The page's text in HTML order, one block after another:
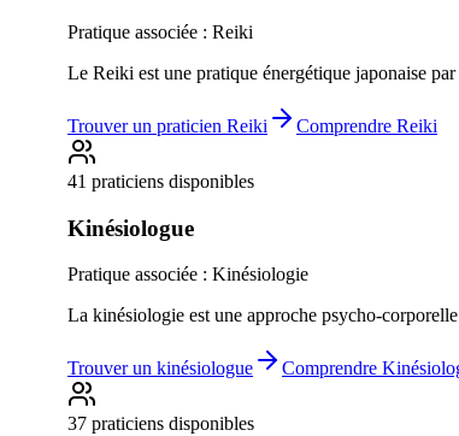
Pratique associée : Reiki
Le Reiki est une pratique énergétique japonaise
Trouver un praticien Reiki Comprendre Reiki
41 praticiens disponibles
Kinésiologue
Pratique associée : Kinésiologie
La kinésiologie est une approche psycho-
Trouver un kinésiologue Comprendre
37 praticiens disponibles